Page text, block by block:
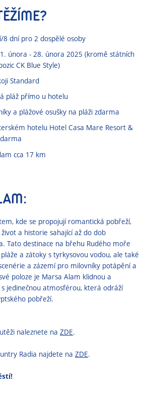
8 dní pro 2 dospělé osoby
února - 28. února 2025 (kromě státních
CK Blue Style)
Standard
pláž přímo u hotelu
a plážové osušky na pláži zdarma
hotelu Hotel Casa Mare Resort &
cca 17 km
kde se propojují romantická pobřeží,
a historie sahající až do dob
Tato destinace na břehu Rudého moře
a zátoky s tyrkysovou vodou, ale také
a zázemí pro milovníky potápění a
poloze je Marsa Alam klidnou a
jedinečnou atmosférou, která odráží
pobřeží.
naleznete na ZDE.
Radia najdete na ZDE.